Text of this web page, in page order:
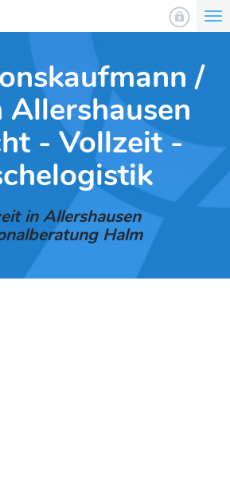
/
- Vollzeit -
in Allershausen
Halm